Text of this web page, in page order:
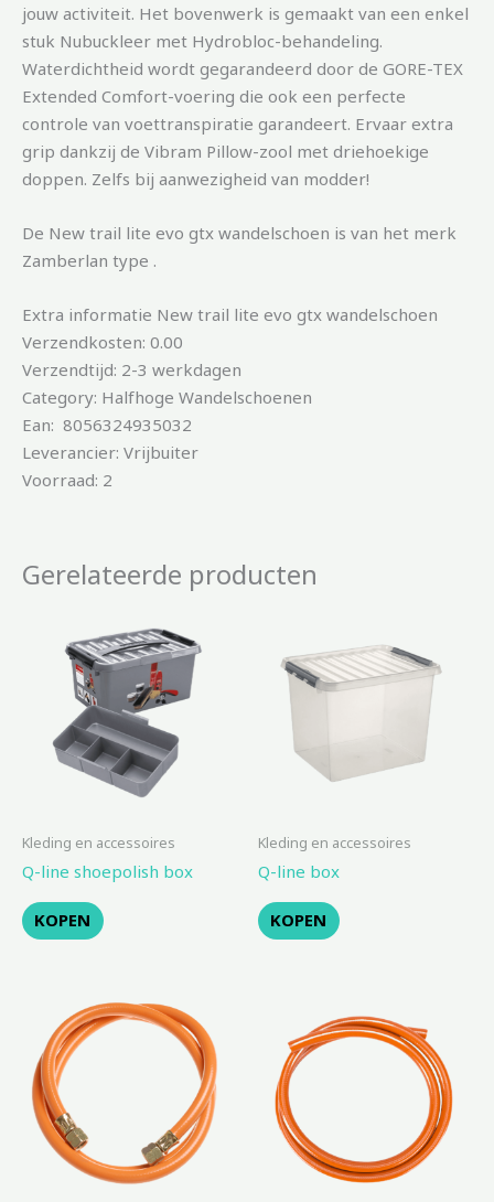
jouw activiteit. Het bovenwerk is gemaakt van een enkel
stuk Nubuckleer met Hydrobloc-behandeling.
Waterdichtheid wordt gegarandeerd door de GORE-TEX
Extended Comfort-voering die ook een perfecte
controle van voettranspiratie garandeert. Ervaar extra
grip dankzij de Vibram Pillow-zool met driehoekige
doppen. Zelfs bij aanwezigheid van modder!
De New trail lite evo gtx wandelschoen is van het merk
Zamberlan type .
Extra informatie New trail lite evo gtx wandelschoen
Verzendkosten: 0.00
Verzendtijd: 2-3 werkdagen
Category: Halfhoge Wandelschoenen
Ean: 8056324935032
Leverancier: Vrijbuiter
Voorraad: 2
Gerelateerde producten
Kleding en accessoires
Q-line shoepolish box
KOPEN
Kleding en accessoires
Q-line box
KOPEN